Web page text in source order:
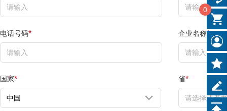
电话号码* 企业名称*
国家* 省*
0